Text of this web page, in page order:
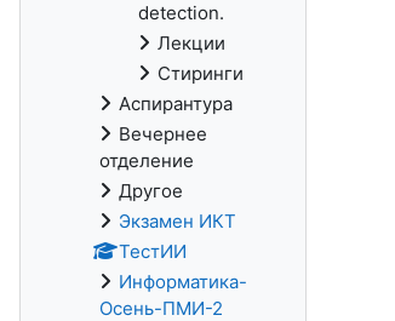
detection.
Лекции
Стиринги
Аспирантура
Вечернее
отделение
Другое
Экзамен ИКТ
ТестИИ
Информатика-
Осень-ПМИ-2